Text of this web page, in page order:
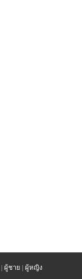
| ผู้ชาย | ผู้หญิง